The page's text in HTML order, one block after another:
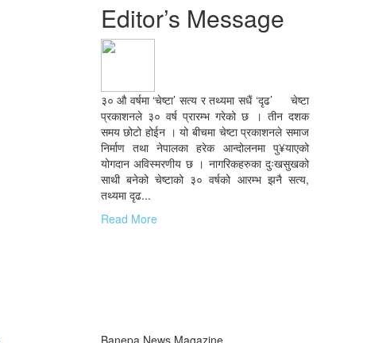
Editor’s Message
३० औ वर्षमा ‘चेष्टा’ सत्य र तथ्यमा सधैं ‘दृढ’ चेष्टा
प्रकाशनले ३० वर्ष प्रारम्भ गरेको छ । तीन दशक
समय छोटो होईन । यो बीचमा चेष्टा प्रकाशनले समाज
निर्माण तथा नेपालका हरेक आन्दोलनमा पु¥याएको
योगदान अविस्मरणीय छ । नागरिकहरुका दुःखसुखको
साथी बनेको चेष्टाको ३० वर्षको आरम्भ झनै सत्य,
तथ्यमा दृढ...
Read More
Banepa News Magazine